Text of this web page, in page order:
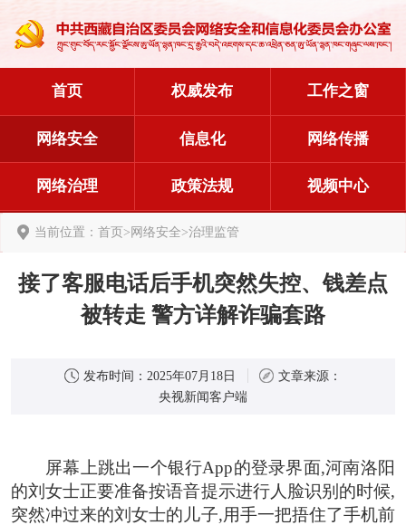
首页 权威发布 工作之窗
网络安全 信息化 网络传播
网络治理 政策法规 视频中心
当前位置： 首页>网络安全>治理监管
接了客服电话后手机突然失控、钱差点
被转走 警方详解诈骗套路
发布时间： 2025年07月18日
文章来源：
央视新闻客户端
屏幕上跳出一个银行App的登录界面,河南洛阳
的刘女士正要准备按语音提示进行人脸识别的时候,
突然冲过来的刘女士的儿子,用手一把捂住了手机前